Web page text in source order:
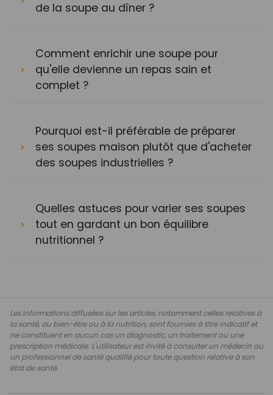
de la soupe au dîner ?
Comment enrichir une soupe pour
qu'elle devienne un repas sain et
complet ?
Pourquoi est-il préférable de préparer
ses soupes maison plutôt que d'acheter
des soupes industrielles ?
Quelles astuces pour varier ses soupes
tout en gardant un bon équilibre
nutritionnel ?
Les informations diffusées sur les articles, notamment celles relatives à
la santé, au bien-être ou à la nutrition, sont fournies à titre indicatif et
ne constituent en aucun cas un diagnostic, un traitement ou une
prescription médicale. L'utilisateur est invité à consulter un médecin ou
un professionnel de santé qualifié pour toute question relative à son
état de santé.